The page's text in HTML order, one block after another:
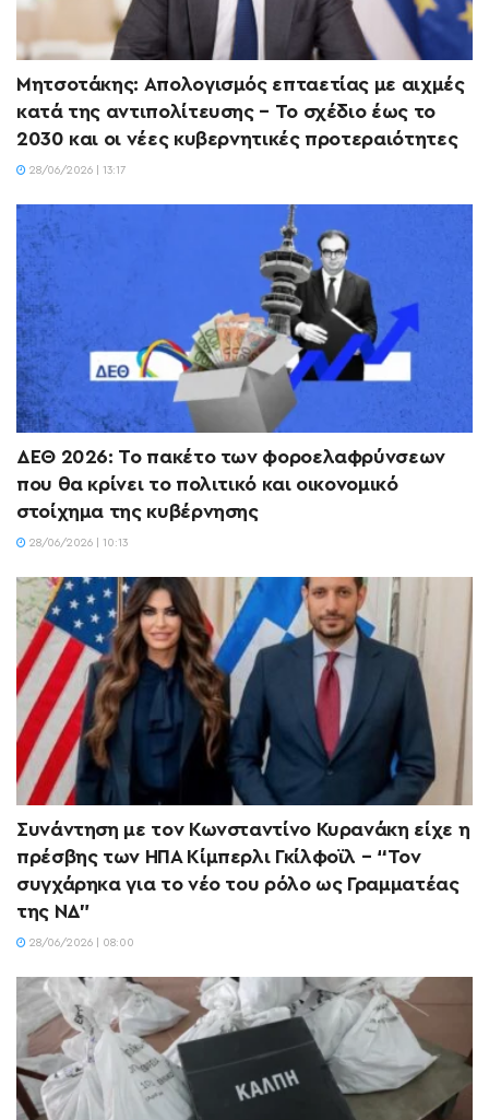
Μητσοτάκης: Απολογισμός επταετίας με αιχμές
κατά της αντιπολίτευσης – Το σχέδιο έως το
2030 και οι νέες κυβερνητικές προτεραιότητες
28/06/2026 | 13:17
ΔΕΘ 2026: Το πακέτο των φοροελαφρύνσεων
που θα κρίνει το πολιτικό και οικονομικό
στοίχημα της κυβέρνησης
28/06/2026 | 10:13
Συνάντηση με τον Κωνσταντίνο Κυρανάκη είχε η
πρέσβης των ΗΠΑ Κίμπερλι Γκίλφοϊλ – “Τον
συγχάρηκα για το νέο του ρόλο ως Γραμματέας
της ΝΔ”
28/06/2026 | 08:00